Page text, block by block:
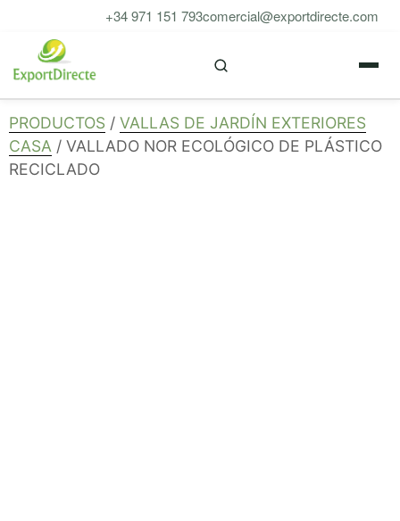
contenido
+34 971 151 793comercial@exportdirecte.com
PRODUCTOS / VALLAS DE JARDÍN EXTERIORES
CASA / VALLADO NOR ECOLÓGICO DE PLÁSTICO
RECICLADO